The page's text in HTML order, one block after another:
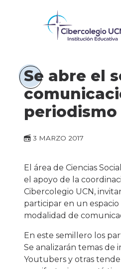
Se abre el
periodismo
3 MARZO 2017
El área de Ciencias
el apoyo de la
Cibercolegio UCN,
participar en un
modalidad de
En este semillero los
Se analizarán temas de
Youtubers y otras